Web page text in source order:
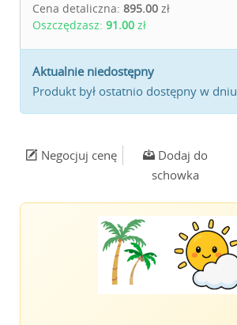
Cena detaliczna: 895.00 zł
Oszczędzasz: 91.00 zł
Aktualnie niedostępny
Produkt był ostatnio dostępny w dniu
Negocjuj cenę
Dodaj do
schowka